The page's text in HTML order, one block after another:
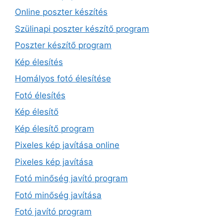
Online poszter készítés
Szülinapi poszter készítő program
Poszter készítő program
Kép élesítés
Homályos fotó élesítése
Fotó élesítés
Kép élesítő
Kép élesítő program
Pixeles kép javítása online
Pixeles kép javítása
Fotó minőség javító program
Fotó minőség javítása
Fotó javító program